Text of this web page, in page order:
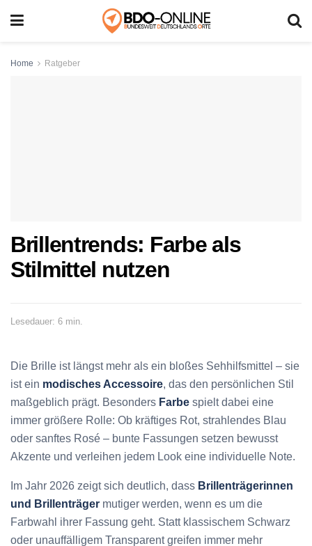
Home Ratgeber
Brillentrends: Farbe als
Stilmittel nutzen
Lesedauer: 6 min.
Die Brille ist längst mehr als ein bloßes Sehhilfsmittel – sie
ist ein modisches Accessoire, das den persönlichen Stil
maßgeblich prägt. Besonders Farbe spielt dabei eine
immer größere Rolle: Ob kräftiges Rot, strahlendes Blau
oder sanftes Rosé – bunte Fassungen setzen bewusst
Akzente und verleihen jedem Look eine individuelle Note.
Im Jahr 2026 zeigt sich deutlich, dass Brillenträgerinnen
und Brillenträger mutiger werden, wenn es um die
Farbwahl ihrer Fassung geht. Statt klassischem Schwarz
oder unauffälligem Transparent greifen immer mehr